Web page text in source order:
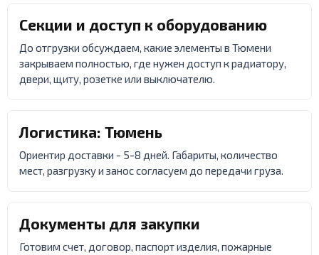
Секции и доступ к оборудованию
До отгрузки обсуждаем, какие элементы в Тюмени
закрываем полностью, где нужен доступ к радиатору,
двери, щиту, розетке или выключателю.
Логистика: Тюмень
Ориентир доставки - 5-8 дней. Габариты, количество
мест, разгрузку и занос согласуем до передачи груза.
Документы для закупки
Готовим счет, договор, паспорт изделия, пожарные